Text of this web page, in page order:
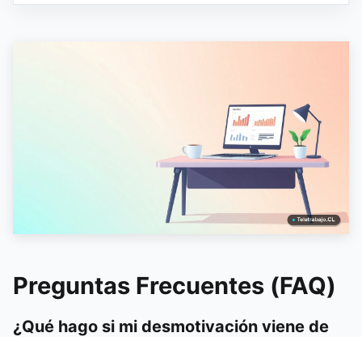
Preguntas Frecuentes (FAQ)
¿Qué hago si mi desmotivación viene de